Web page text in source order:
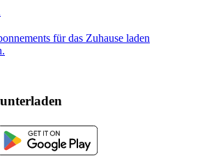
für das Zuhause laden